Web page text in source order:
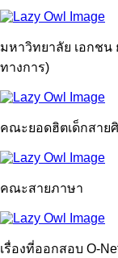
มหาวิทยาลัย เอกชน
ทางการ)
คณะยอดฮิตเด็กสาย
คณะสายภาษา
เรื่องที่ออกสอบ O-